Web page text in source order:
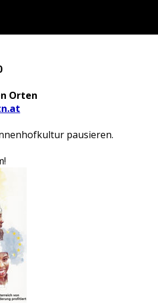
Orten
pausieren.